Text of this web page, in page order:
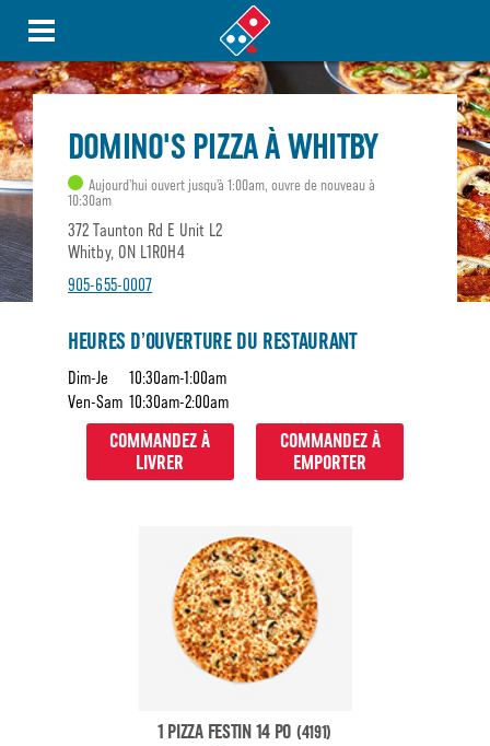
DOMINO'S PIZZA À WHITBY
Aujourd’hui ouvert jusqu’à 1:00am, ouvre de nouveau à
10:30am
372 Taunton Rd E Unit L2
Whitby, ON L1R0H4
905-655-0007
HEURES D’OUVERTURE DU RESTAURANT
Dim-Je
10:30am-1:00am
Ven-Sam 10:30am-2:00am
COMMANDEZ À
LIVRER
COMMANDEZ À
EMPORTER
1 PIZZA FESTIN 14 PO (4191)